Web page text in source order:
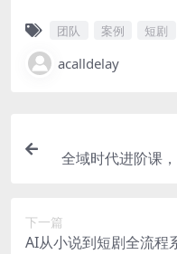
团队 案例 短剧
acalldelay
全域时代进阶课
下一篇
AI从小说到短剧全流程